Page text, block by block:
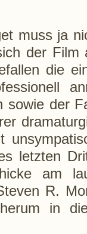
muss ja
der Film
die
sowie der
letzten
am
R.
in